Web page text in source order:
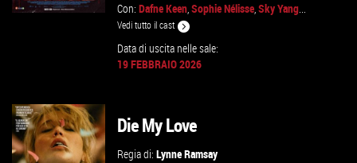
VAI ALLA SCHEDA
Con:Dafne Keen,Sophie Nélisse,Sky Yang...
Vedi tutto il cast
Data di uscita nelle sale:
19 FEBBRAIO 2026
Die My Love
Regia di:Lynne Ramsay